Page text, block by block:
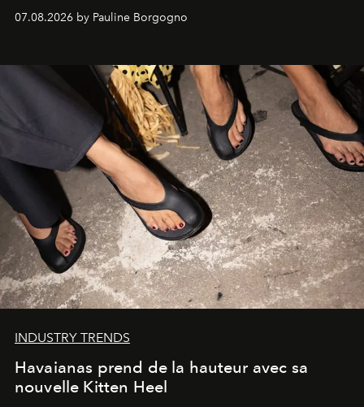
d'exception composent un véritable voyage sensoriel.
07.08.2026 by Pauline Borgogno
INDUSTRY TRENDS
Havaianas prend de la hauteur avec sa
nouvelle Kitten Heel